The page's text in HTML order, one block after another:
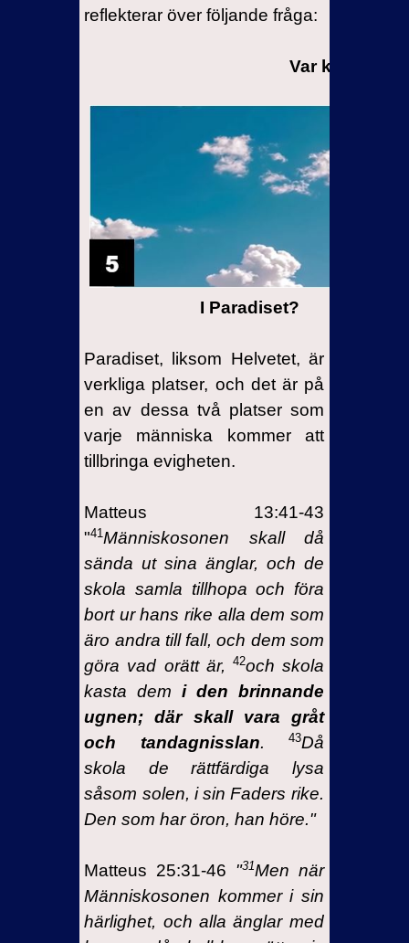
reflekterar över följande fråga:
Var kommer
I Paradiset?
Paradiset, liksom Helvetet, är
verkliga platser, och det är på
en av dessa två platser som
varje människa kommer att
tillbringa evigheten.
Matteus 13:41-43
"41 Människosonen skall då
sända ut sina änglar, och de
skola samla tillhopa och föra
bort ur hans rike alla dem som
äro andra till fall, och dem som
göra vad orätt är,
42och skola
kasta demi den brinnande
ugnen; där skall vara gråt
och tandagnisslan. 43Då
skola de rättfärdiga lysa
såsom solen, i sin Faders rike.
Den som har öron, han höre."
Matteus 25:31-46 "31Men när
Människosonen kommer i sin
härlighet, och alla änglar med